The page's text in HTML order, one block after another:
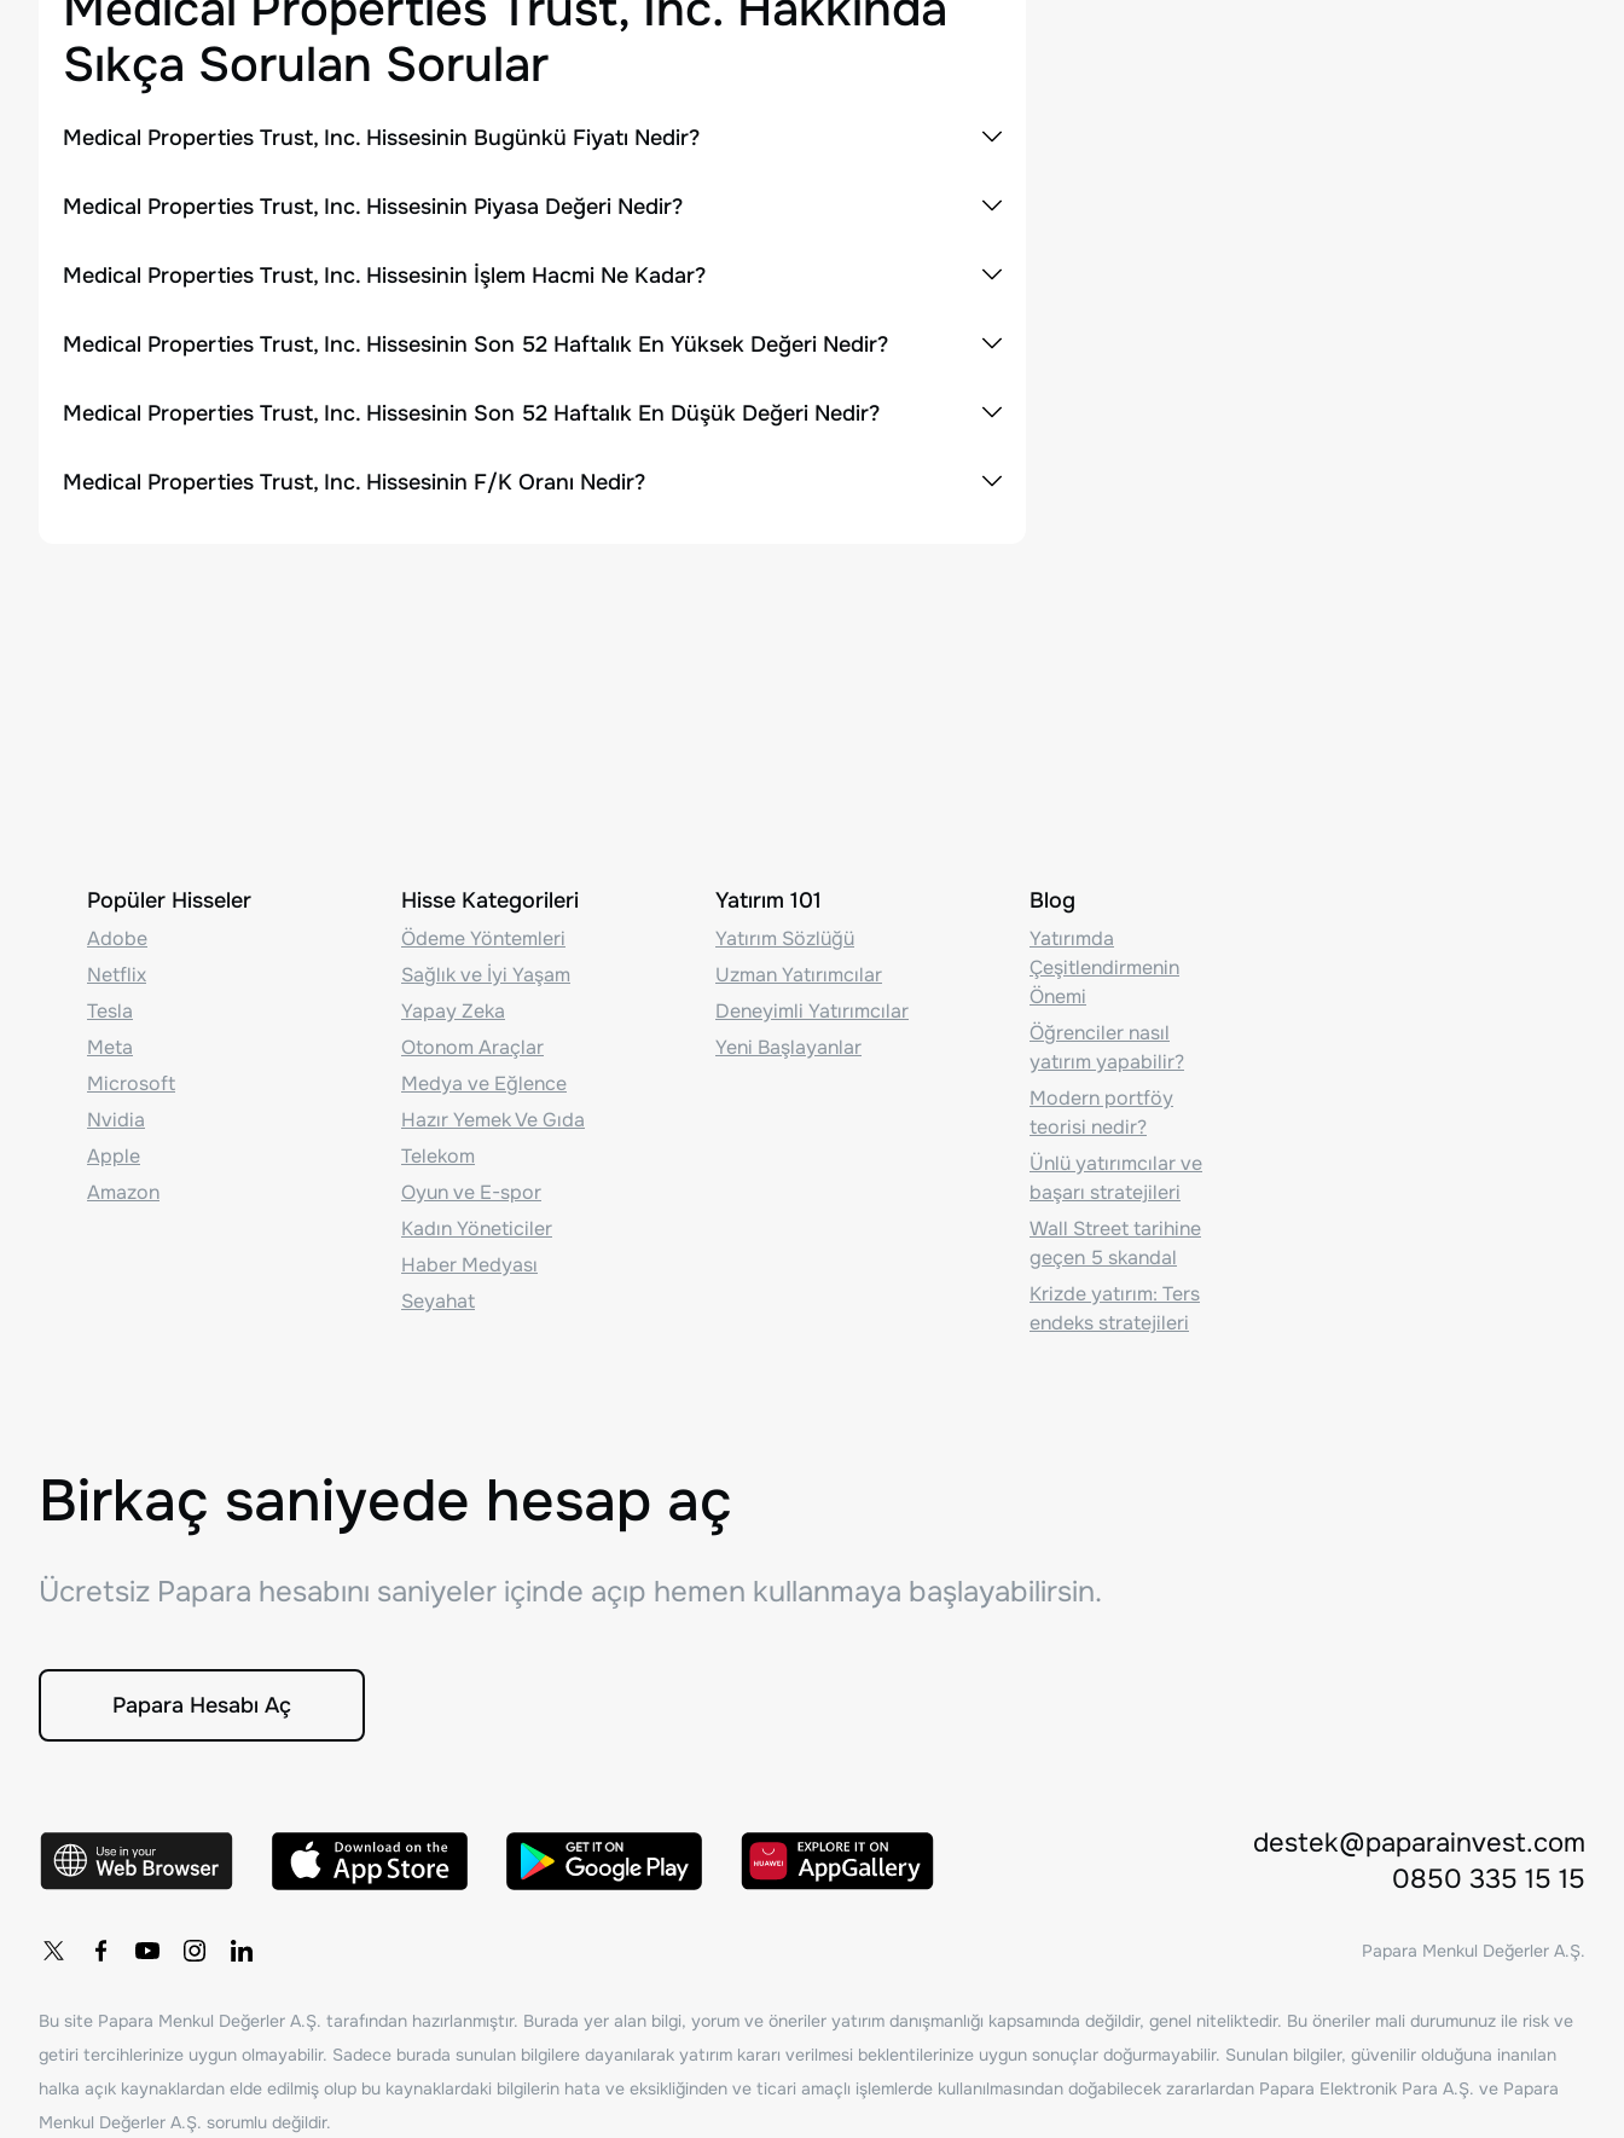
Sıkça Sorulan Sorular
Medical Properties Trust, Inc. Hissesinin Bugünkü Fiyatı Nedir?
Medical Properties Trust, Inc. Hissesinin Piyasa Değeri Nedir?
Medical Properties Trust, Inc. Hissesinin İşlem Hacmi Ne Kadar?
Medical Properties Trust, Inc. Hissesinin Son 52 Haftalık En Yüksek Değeri Nedir?
Medical Properties Trust, Inc. Hissesinin Son 52 Haftalık En Düşük Değeri Nedir?
Medical Properties Trust, Inc. Hissesinin F/K Oranı Nedir?
Popüler Hisseler
Adobe
Netflix
Tesla
Meta
Microsoft
Nvidia
Apple
Amazon
Hisse Kategorileri
Ödeme Yöntemleri
Sağlık ve İyi Yaşam
Yapay Zeka
Otonom Araçlar
Medya ve Eğlence
Hazır Yemek Ve Gıda
Telekom
Oyun ve E-spor
Kadın Yöneticiler
Haber Medyası
Seyahat
Yatırım 101
Yatırım Sözlüğü
Uzman Yatırımcılar
Deneyimli Yatırımcılar
Yeni Başlayanlar
Blog
Yatırımda
Çeşitlendirmenin
Önemi
Öğrenciler nasıl
yatırım yapabilir?
Modern portföy
teorisi nedir?
Ünlü yatırımcılar ve
başarı stratejileri
Wall Street tarihine
geçen 5 skandal
Krizde yatırım: Ters
endeks stratejileri
Birkaç saniyede hesap aç
Ücretsiz Papara hesabını saniyeler içinde açıp hemen kullanmaya başlayabilirsin.
Papara Hesabı Aç
destek@paparainvest.com
0850 335 15 15
Papara Menkul Değerler A.Ş.
Bu site Papara Menkul Değerler A.Ş. tarafından hazırlanmıştır. Burada yer alan bilgi, yorum ve öneriler yatırım danışmanlığı kapsamında değildir, genel niteliktedir. Bu öneriler mali durumunuz ile risk ve
getiri tercihlerinize uygun olmayabilir. Sadece burada sunulan bilgilere dayanılarak yatırım kararı verilmesi beklentilerinize uygun sonuçlar doğurmayabilir. Sunulan bilgiler, güvenilir olduğuna inanılan
halka açık kaynaklardan elde edilmiş olup bu kaynaklardaki bilgilerin hata ve eksikliğinden ve ticari amaçlı işlemlerde kullanılmasından doğabilecek zararlardan Papara Elektronik Para A.Ş. ve Papara
Menkul Değerler A.Ş. sorumlu değildir.